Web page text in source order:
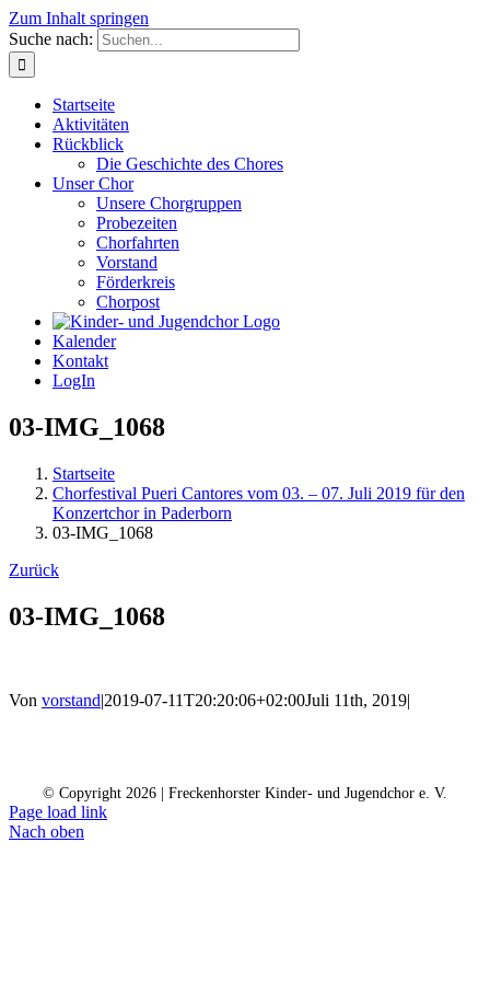
Zum Inhalt springen
Suche nach:
Startseite
Aktivitäten
Rückblick
Die Geschichte des Chores
Unser Chor
Unsere Chorgruppen
Probezeiten
Chorfahrten
Vorstand
Förderkreis
Chorpost
Kalender
Kontakt
LogIn
03-IMG_1068
Startseite
Chorfestival Pueri Cantores vom 03. – 07. Juli 2019 für den
Konzertchor in Paderborn
03-IMG_1068
Zurück
03-IMG_1068
Von vorstand|2019-07-11T20:20:06+02:00Juli 11th, 2019|
© Copyright 2026 | Freckenhorster Kinder- und Jugendchor e. V.
Page load link
Nach oben